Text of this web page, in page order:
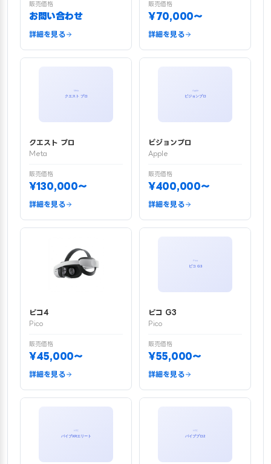
販売価格
お問い合わせ
詳細を見る
販売価格
¥70,000〜
詳細を見る
クエスト プロ
Meta
販売価格
¥130,000〜
詳細を見る
ビジョンプロ
Apple
販売価格
¥400,000〜
詳細を見る
ピコ4
Pico
販売価格
¥45,000〜
詳細を見る
ピコ G3
Pico
販売価格
¥55,000〜
詳細を見る